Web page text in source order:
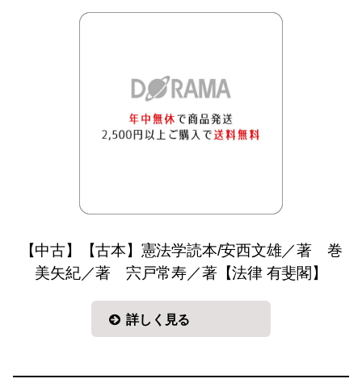
【中古】【古本】憲法学読本/安西文雄／著 巻
美矢紀／著 宍戸常寿／著【法律 有斐閣】
詳しく見る